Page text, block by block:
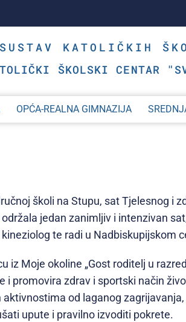
SUSTAV KATOLIČKIH
ŠKOLSKI CENTAR
OPĆA-REALNA GIMNAZIJA
školi na Stupu, sat Tjelesnog i
jedan zanimljiv i intenzivan
te radi u Nadbiskupijskom
iz Moje okoline „Gost roditelj u
promovira zdrav i sportski način
od laganog
upute i pravilno izvoditi pokrete.